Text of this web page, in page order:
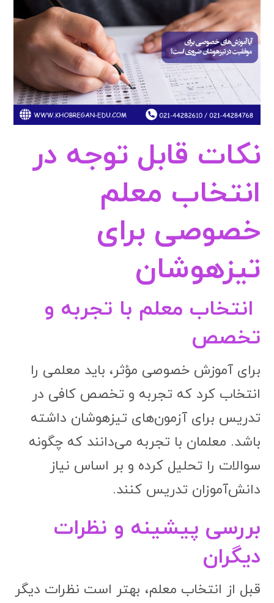
نکات قابل توجه در
انتخاب معلم
خصوصی برای
تیزهوشان
انتخاب معلم با تجربه و
تخصص
برای آموزش خصوصی مؤثر، باید معلمی را
انتخاب کرد که تجربه و تخصص کافی در
تدریس برای آزمون‌های تیزهوشان داشته
باشد. معلمان با تجربه می‌دانند که چگونه
سوالات را تحلیل کرده و بر اساس نیاز
دانش‌آموزان تدریس کنند.
بررسی پیشینه و نظرات
دیگران
قبل از انتخاب معلم، بهتر است نظرات دیگر